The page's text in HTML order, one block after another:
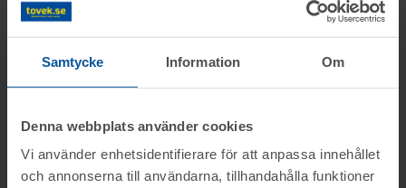
Samtycke Information Om
Denna webbplats använder cookies
Vi använder enhetsidentifierare för att anpassa innehållet
och annonserna till användarna, tillhandahålla funktioner
Slagavgift:
Planritning (pdf)
Ritning (pdf)